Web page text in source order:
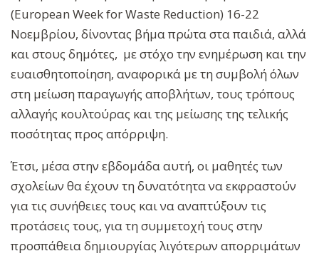
(European Week for Waste Reduction) 16-22
Νοεμβρίου, δίνοντας βήμα πρώτα στα παιδιά, αλλά
και στους δημότες, με στόχο την ενημέρωση και την
ευαισθητοποίηση, αναφορικά με τη συμβολή όλων
στη μείωση παραγωγής αποβλήτων, τους τρόπους
αλλαγής κουλτούρας και της μείωσης της τελικής
ποσότητας προς απόρριψη.
Έτσι, μέσα στην εβδομάδα αυτή, οι μαθητές των
σχολείων θα έχουν τη δυνατότητα να εκφραστούν
για τις συνήθειες τους και να αναπτύξουν τις
προτάσεις τους, για τη συμμετοχή τους στην
προσπάθεια δημιουργίας λιγότερων απορριμάτων